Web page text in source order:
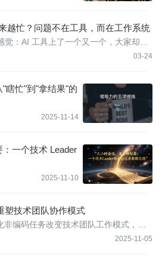
越忙？问题不在工具，而在工作系统
03-24
：AI 工具上了一个又一个，大家却好
瞎忙"到"拿结果"的
2025-11-14
一个技术 Leader
2025-11-10
塑技术团队协作模式
2025-11-05
编码任务改变技术团队工作模式，包
结构、建立学习文化和提升文档质量，